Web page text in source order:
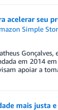
acelerar seu
Simple
em 2014
apoiar a
mais justa